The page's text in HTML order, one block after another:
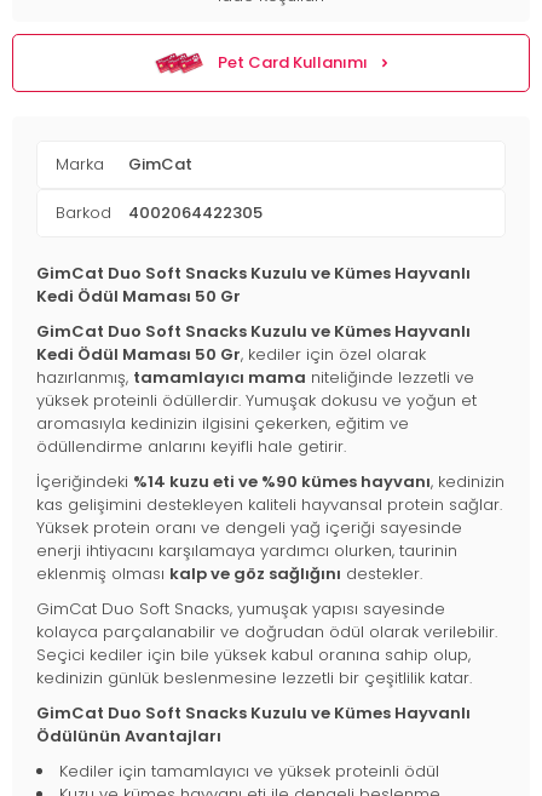
Pet Card Kullanımı
Marka GimCat
Barkod 4002064422305
GimCat Duo Soft Snacks Kuzulu ve Kümes Hayvanlı
Kedi Ödül Maması 50 Gr
GimCat Duo Soft Snacks Kuzulu ve Kümes Hayvanlı
Kedi Ödül Maması 50 Gr, kediler için özel olarak
hazırlanmış, tamamlayıcı mama niteliğinde lezzetli ve
yüksek proteinli ödüllerdir. Yumuşak dokusu ve yoğun et
aromasıyla kedinizin ilgisini çekerken, eğitim ve
ödüllendirme anlarını keyifli hale getirir.
İçeriğindeki %14 kuzu eti ve %90 kümes hayvanı, kedinizin
kas gelişimini destekleyen kaliteli hayvansal protein sağlar.
Yüksek protein oranı ve dengeli yağ içeriği sayesinde
enerji ihtiyacını karşılamaya yardımcı olurken, taurinin
eklenmiş olması kalp ve göz sağlığını destekler.
GimCat Duo Soft Snacks, yumuşak yapısı sayesinde
kolayca parçalanabilir ve doğrudan ödül olarak verilebilir.
Seçici kediler için bile yüksek kabul oranına sahip olup,
kedinizin günlük beslenmesine lezzetli bir çeşitlilik katar.
GimCat Duo Soft Snacks Kuzulu ve Kümes Hayvanlı
Ödülünün Avantajları
Kediler için tamamlayıcı ve yüksek proteinli ödül